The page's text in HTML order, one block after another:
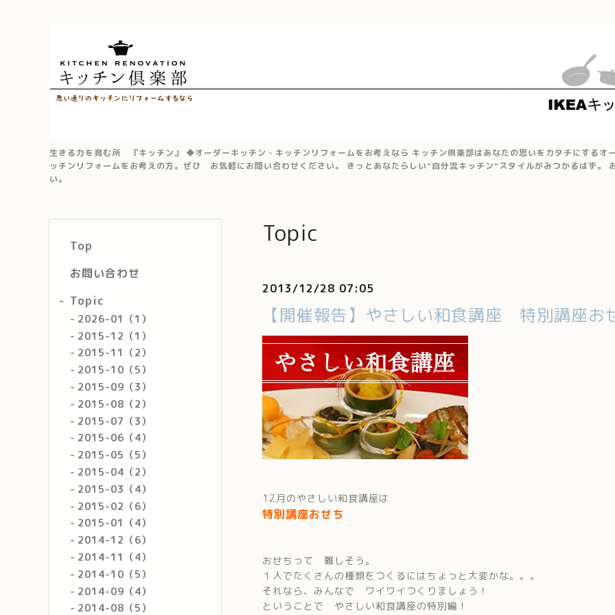
生きる力を育む所 『キッチン』 ◆オーダーキッチン・キッチンリフォームをお考えなら キッチン倶楽部はあなたの思いをカタチにするオ
ッチンリフォームをお考えの方。ぜひ お気軽にお問い合わせください。 きっとあなたらしい”自分流キッチン”スタイルがみつかるはず
い。
Top
お問い合わせ
Topic
2026-01（1）
2015-12（1）
2015-11（2）
2015-10（5）
2015-09（3）
2015-08（2）
2015-07（3）
2015-06（4）
2015-05（5）
2015-04（2）
2015-03（4）
2015-02（6）
2015-01（4）
2014-12（6）
2014-11（4）
2014-10（5）
2014-09（4）
2014-08（5）
Topic
2013/12/28 07:05
【開催報告】やさしい和食講座 特別講座お
12月のやさしい和食講座は
特別講座おせち
おせちって 難しそう。
１人でたくさんの種類をつくるにはちょっと大変かな。。。
それなら、みんなで ワイワイつくりましょう！
ということで やさしい和食講座の特別編！